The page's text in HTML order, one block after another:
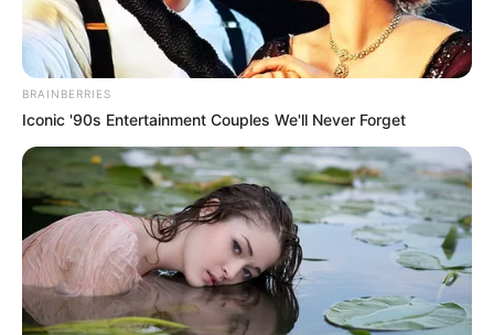
BRAINBERRIES
Iconic '90s Entertainment Couples We'll Never Forget